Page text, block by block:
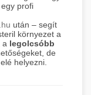
profi
után – segít
környezet a
a legolcsóbb
de
helyezni.